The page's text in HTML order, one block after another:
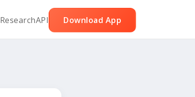
ResearchAPI Download App